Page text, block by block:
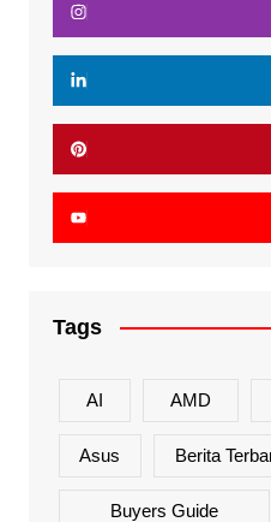
Tags
AI AMD
Asus Berita
Buyers Guide